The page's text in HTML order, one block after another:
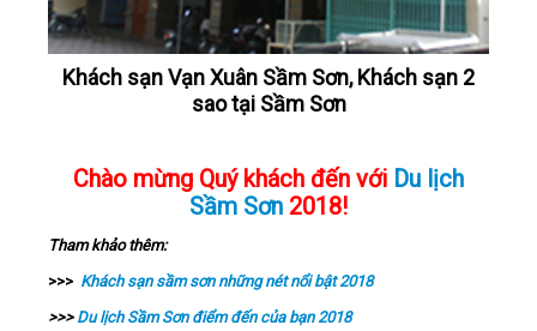
Khách sạn Vạn Xuân Sầm Sơn, Khách sạn 2
sao tại Sầm Sơn
Chào mừng Quý khách đến với Du lịch
Sầm Sơn 2018!
Tham khảo thêm:
>>> Khách sạn sầm sơn những nét nổi bật 2018
>>> Du lịch Sầm Sơn điểm đến của bạn 2018